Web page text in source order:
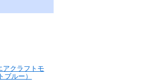
アクラフトモ
トブルー）